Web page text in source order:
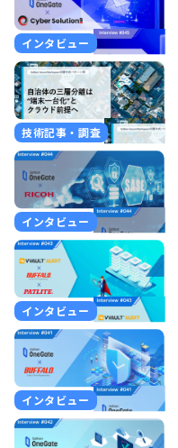
インタビュー
技術記事・調査
インタビュー
インタビュー
インタビュー